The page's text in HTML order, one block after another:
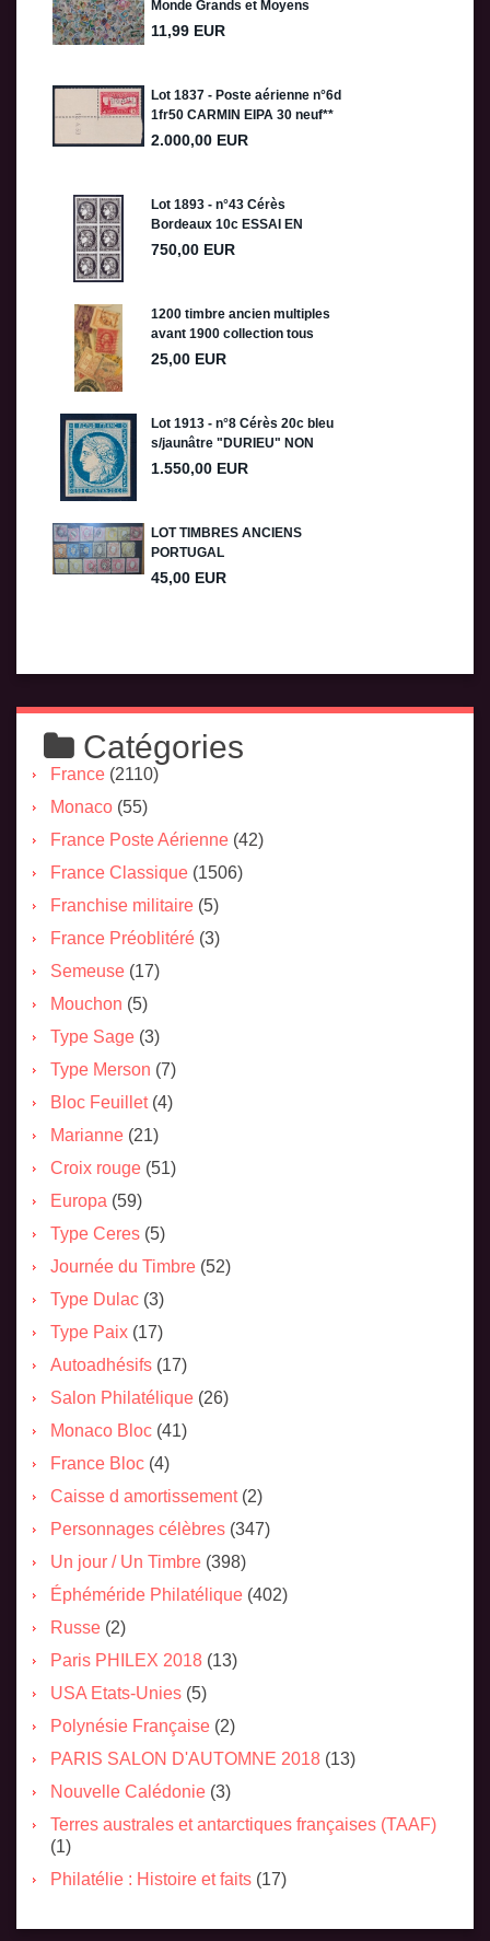
Catégories
France (2110)
Monaco (55)
France Poste Aérienne (42)
France Classique (1506)
Franchise militaire (5)
France Préoblitéré (3)
Semeuse (17)
Mouchon (5)
Type Sage (3)
Type Merson (7)
Bloc Feuillet(4)
Marianne (21)
Croix rouge (51)
Europa (59)
Type Ceres (5)
Journée du Timbre (52)
Type Dulac (3)
Type Paix (17)
Autoadhésifs (17)
Salon Philatélique (26)
Monaco Bloc (41)
France Bloc (4)
Caisse d amortissement(2)
Personnages célèbres (347)
Un jour / Un Timbre (398)
Éphéméride Philatélique (402)
Russe (2)
Paris PHILEX 2018 (13)
USA Etats-Unies (5)
Polynésie Française (2)
PARIS SALON D'AUTOMNE 2018 (13)
Nouvelle Calédonie (3)
Terres australes et antarctiques françaises (TAAF)
(1)
Philatélie : Histoire et faits (17)